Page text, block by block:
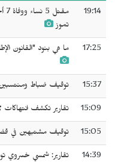
19:14
تموز
17:25 ما هي بنود "القانون
15:37 توقيف ضباط ومنتسبين
15:09 تقارير تكشف
15:05 توقيف مشتبهين في
14:39 تقارير: شمسي خسروي